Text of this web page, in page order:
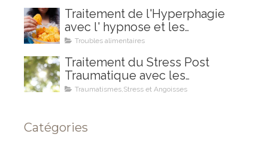
(type EMDR) aini que l'EFT
Traitement de l'Hyperphagie
avec l' hypnose et les
Mouvements Oculaires et
Troubles alimentaires
Traitement du Stress Post
Traumatique avec les
Mouvements Oculaires et
Traumatismes,Stress et Angoisses
Catégories